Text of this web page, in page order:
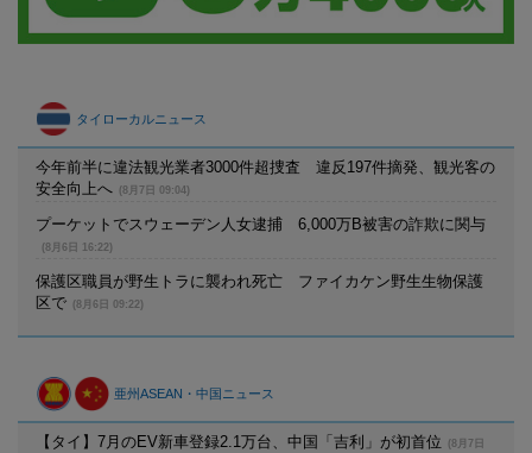
タイローカルニュース
今年前半に違法観光業者3000件超捜査 違反197件摘発、観光客の
安全向上へ
(8月7日 09:04)
プーケットでスウェーデン人女逮捕 6,000万B被害の詐欺に関与
(8月6日 16:22)
保護区職員が野生トラに襲われ死亡 ファイカケン野生生物保護
区で
(8月6日 09:22)
亜州ASEAN・中国ニュース
【タイ】7月のEV新車登録2.1万台、中国「吉利」が初首位
(8月7日